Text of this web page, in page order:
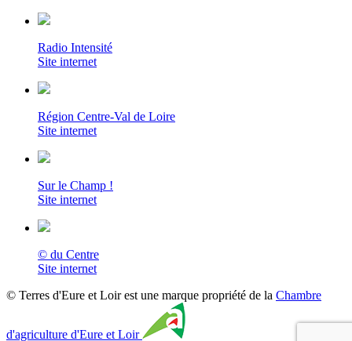
Radio Intensité
Site internet
Région Centre-Val de Loire
Site internet
Sur le Champ !
Site internet
© du Centre
Site internet
© Terres d'Eure et Loir est une marque propriété de la Chambre
d'agriculture d'Eure et Loir